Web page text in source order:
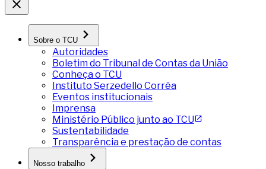
Sobre o TCU
Autoridades
Boletim do Tribunal de Contas da União
Conheça o TCU
Instituto Serzedello Corrêa
Eventos institucionais
Imprensa
Ministério Público junto ao TCU
Sustentabilidade
Transparência e prestação de contas
Nosso trabalho